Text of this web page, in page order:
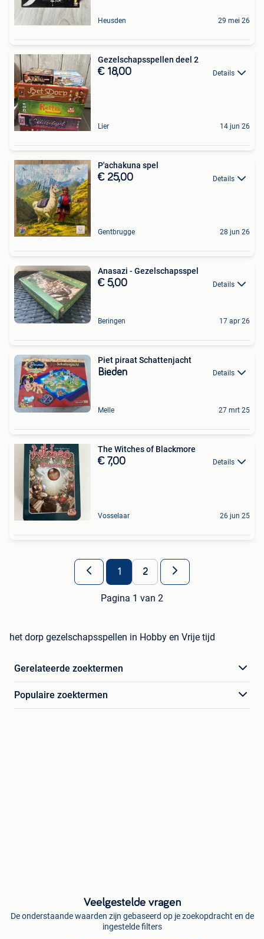
Heusden 29 mei 26
Gezelschapsspellen deel 2
€ 18,00 Details
Lier 14 jun 26
P'achakuna spel
€ 25,00 Details
Gentbrugge 28 jun 26
Anasazi - Gezelschapsspel
€ 5,00 Details
Beringen 17 apr 26
Piet piraat Schattenjacht
Bieden Details
Melle 27 mrt 25
The Witches of Blackmore
€ 7,00 Details
Vosselaar 26 jun 25
1 2
Pagina 1 van 2
het dorp gezelschapsspellen in Hobby en Vrije tijd
Gerelateerde zoektermen
Populaire zoektermen
Veelgestelde vragen
De onderstaande waarden zijn gebaseerd op je zoekopdracht en de
ingestelde filters